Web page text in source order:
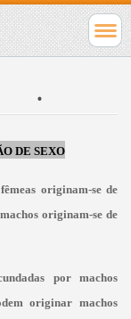
DE SEXO
originam-se de
machos originam-se de
por machos
originar machos